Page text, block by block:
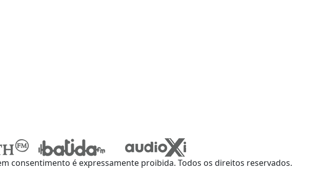
consentimento é expressamente proibida. Todos os direitos reservados.